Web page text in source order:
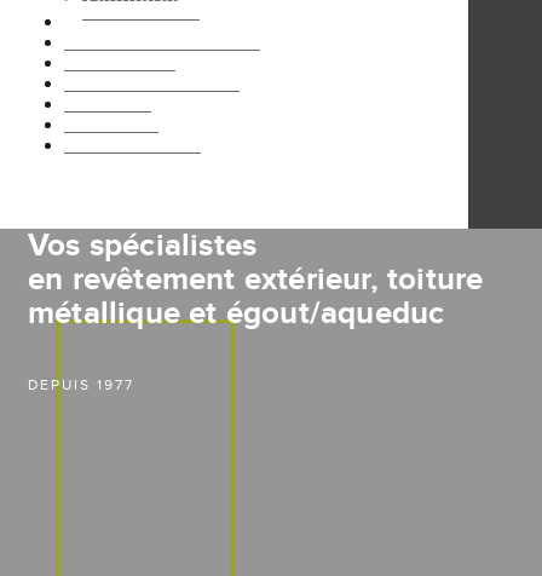
ÉGOÛTS ET AQUEDUC
Vos spécialistes
en revêtement extérieur, toiture
métalliqueet égout/aqueduc
DEPUIS 1977